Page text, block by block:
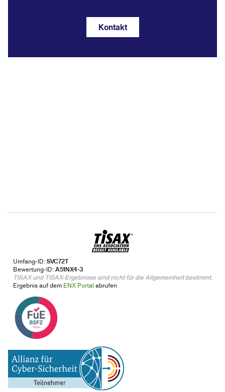
Kontakt
Umfang-ID:SVC72T
Bewertung-ID:A51NX4-3
TISAX und TISAX-Ergebnisse sind nicht für die Allgemeinheit bestimmt.
Ergebnis auf dem ENX Portal abrufen